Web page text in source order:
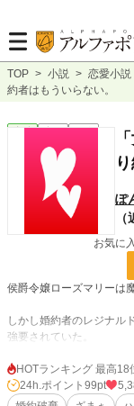
TOP > 小説 > 恋愛小説
約者はもういらない。
恋愛 完結 長編
ぽ
お気に
侯爵令嬢ローズマリーは
しかし婚約者のレジナル
強要されていた。
以前からもレジナルドは
そんな男をやっと捨てる
HOTランキング 最高18
24h.ポイント 99pt